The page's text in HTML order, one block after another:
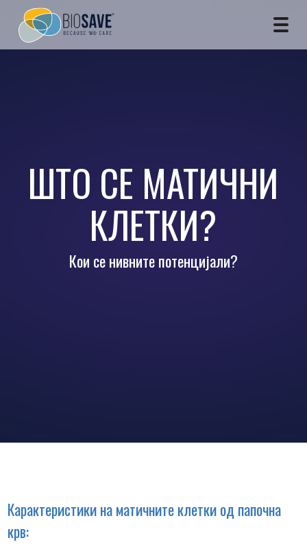
ШТО СЕ МАТИЧНИ
КЛЕТКИ?
Кои се нивните потенцијали?
Карактеристики на матичните клетки од папочна
крв: